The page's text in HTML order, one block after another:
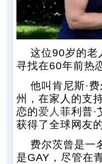
这位90岁的老
寻找在60年前热
他叫肯尼斯·费
州，在家人的支
恋的爱人 菲利普
获得了全球网友
费尔茨曾是一
是GAY，尽管在